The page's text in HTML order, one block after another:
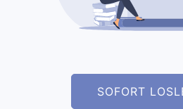
SOFORT